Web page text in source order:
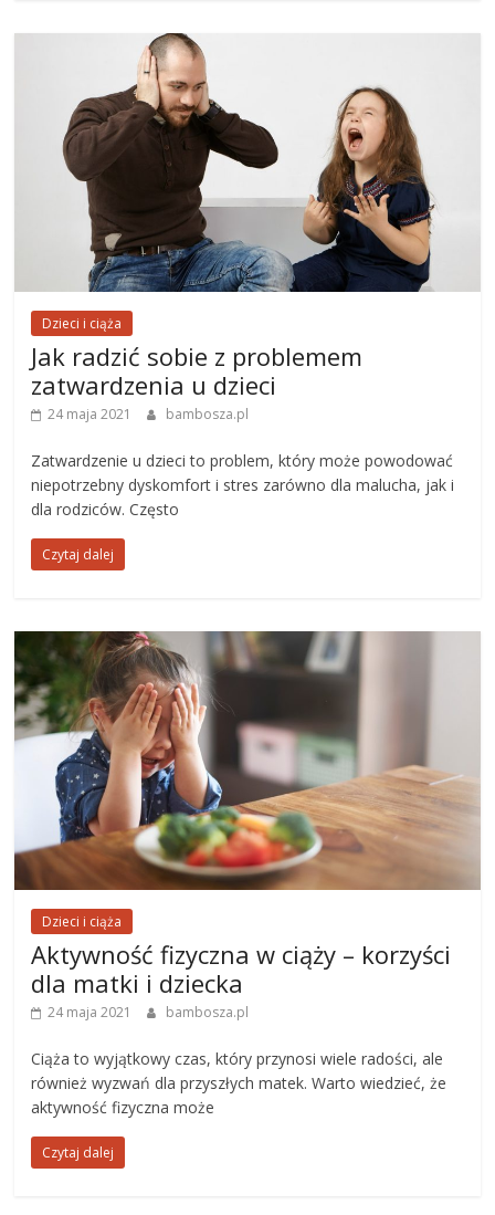
Dzieci i ciąża
Jak radzić sobie z problemem
zatwardzenia u dzieci
24 maja 2021 bambosza.pl
Zatwardzenie u dzieci to problem, który może powodować
niepotrzebny dyskomfort i stres zarówno dla malucha, jak i
dla rodziców. Często
Czytaj dalej
Dzieci i ciąża
Aktywność fizyczna w ciąży – korzyści
dla matki i dziecka
24 maja 2021 bambosza.pl
Ciąża to wyjątkowy czas, który przynosi wiele radości, ale
również wyzwań dla przyszłych matek. Warto wiedzieć, że
aktywność fizyczna może
Czytaj dalej